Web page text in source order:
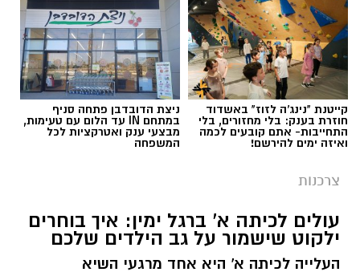
תוכן שיווקי / 10:48 04.08.26
תגים:השתלת שיניים
קייטנת "נינג'ה לזוז" באשדוד
חוזרת בענק: בלי מחזורים, בלי
התחייבות- אתם קובעים לכמה
ואיזה ימים להירשם!
ניצת הדובדבן פתחה סניף
במתחם IN עד הלום עם טעימות,
מבצעי ענק ואטרקציות לכל
המשפחה
צרכנות
עולים לכיתה א' ברגל ימין: איך בוחרים
ילקוט שישמור על גב הילדים שלכם
העלייה לכיתה א' היא אחד מרגעי השיא